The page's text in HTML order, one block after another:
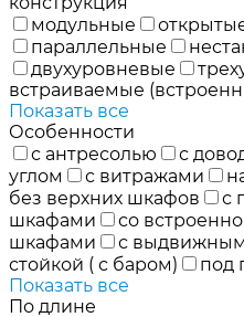
модульные
параллельные
двухуровневые
встраиваемые
Показать все
Особенности
с антресолью
с
углом
с витражами
без верхних шкафов
с
шкафами
со
шкафами
с
стойкой ( с баром)
под
Показать все
По длине